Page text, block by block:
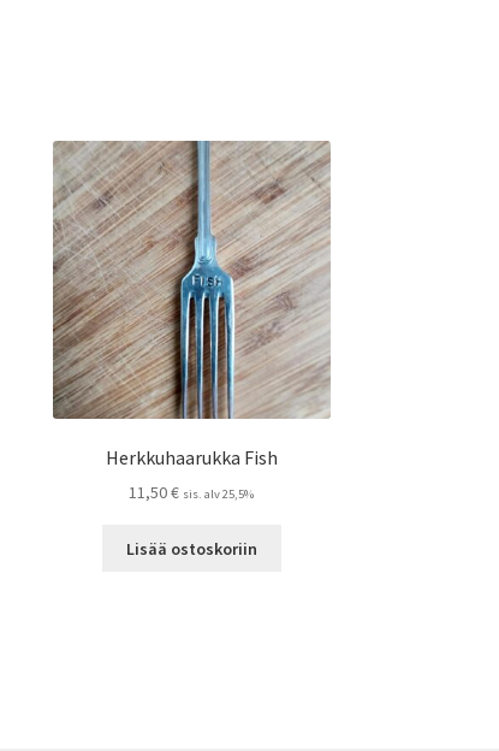
Herkkuhaarukka Fish
11,50€ sis. alv 25,5%
Lisää ostoskoriin